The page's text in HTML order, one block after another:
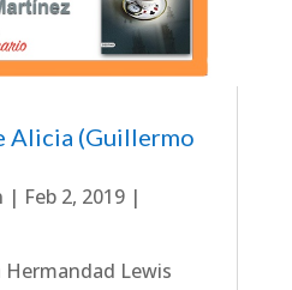
Alicia (Guillermo
| Feb 2, 2019|
Lewis